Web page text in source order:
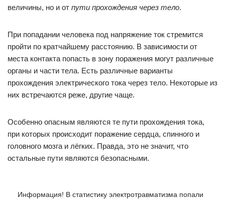
величины, но и от пути прохождения через тело.
При попадании человека под напряжение ток стремится
пройти по кратчайшему расстоянию. В зависимости от
места контакта попасть в зону поражения могут различные
органы и части тела. Есть различные варианты
прохождения электрического тока через тело. Некоторые из
них встречаются реже, другие чаще.
Особенно опасным являются те пути прохождения тока,
при которых происходит поражение сердца, спинного и
головного мозга и лёгких. Правда, это не значит, что
остальные пути являются безопасными.
Информация! В статистику электротравматизма попали